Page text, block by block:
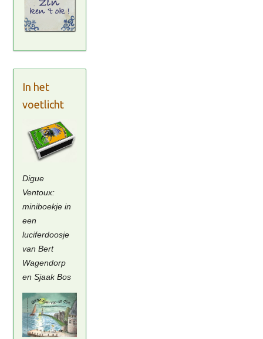
In het
voetlicht
Digue
Ventoux:
miniboekje in
een
luciferdoosje
van Bert
Wagendorp
en Sjaak Bos